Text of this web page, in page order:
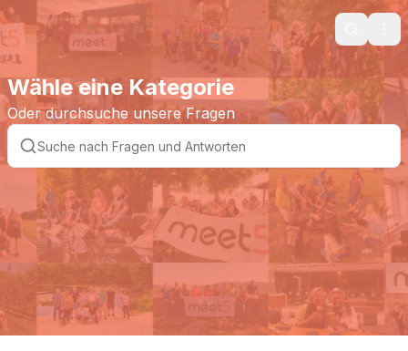
Search
Wähle eine Kategorie
Oder durchsuche unsere Fragen